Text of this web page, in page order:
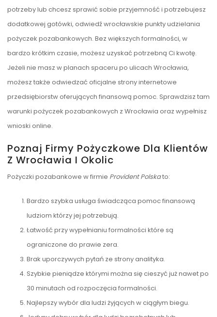
potrzeby lub chcesz sprawić sobie przyjemność i potrzebujesz
dodatkowej gotówki, odwiedź wrocławskie punkty udzielania
pożyczek pozabankowych. Bez większych formalności, w
bardzo krótkim czasie, możesz uzyskać potrzebną Ci kwotę.
Jeżeli nie masz w planach spaceru po ulicach Wrocławia,
możesz także odwiedzać oficjalne strony internetowe
przedsiębiorstw oferujących finansową pomoc. Sprawdzisz tam
warunki pożyczek pozabankowych z Wrocławia oraz wypełnisz
wnioski online.
Poznaj Firmy Pożyczkowe Dla Klientów
Z Wrocławia I Okolic
Pożyczki pozabankowe w firmie Provident Polskato:
Bardzo szybka usługa świadcząca pomoc finansową
ludziom którzy jej potrzebują.
Łatwość przy wypełnianiu formalności które są
ograniczone do prawie zera.
Brak uporczywych pytań ze strony analityka.
Szybkie pieniądze którymi można się cieszyć już nawet po
30 minutach od rozpoczęcia formalności.
Najlepszy wybór dla ludzi żyjących w ciągłym biegu.